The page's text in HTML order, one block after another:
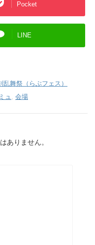
Pocket
LINE
乱舞祭（らぶフェス）
ュ 会場
ありません。